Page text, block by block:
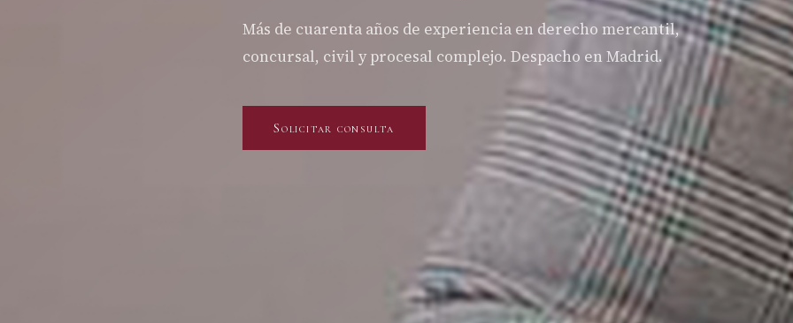
Más de cuarenta años de experiencia en derecho mercantil,
concursal, civil y procesal complejo. Despacho en Madrid.
Solicitar consulta